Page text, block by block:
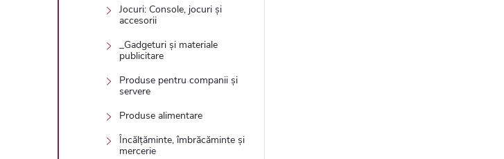
Jocuri: Console, jocuri și
accesorii
_Gadgeturi și materiale
publicitare
Produse pentru companii și
servere
Produse alimentare
Încălțăminte, îmbrăcăminte și
mercerie